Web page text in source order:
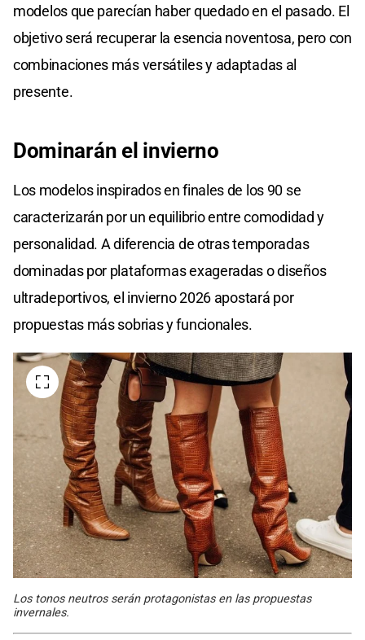
modelos que parecían haber quedado en el pasado. El
objetivo será recuperar la esencia noventosa, pero con
combinaciones más versátiles y adaptadas al
presente.
Dominarán el invierno
Los modelos inspirados en finales de los 90 se
caracterizarán por un equilibrio entre comodidad y
personalidad. A diferencia de otras temporadas
dominadas por plataformas exageradas o diseños
ultradeportivos, el invierno 2026 apostará por
propuestas más sobrias y funcionales.
Los tonos neutros serán protagonistas en las propuestas
invernales.